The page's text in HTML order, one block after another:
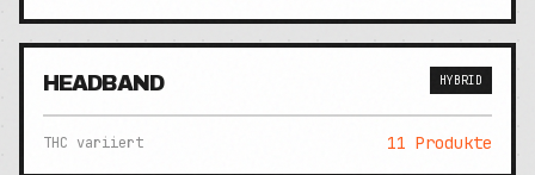
HEADBAND HYBRID
THC variiert 11 Produkte